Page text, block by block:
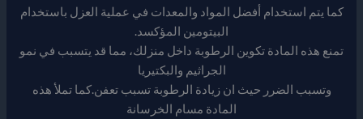
كما يتم استخدام أفضل المواد والمعدات في عملية العزل باستخدام
البيتومين المؤكسد.
تمنع هذه المادة تكوين الرطوبة داخل منزلك، مما قد يتسبب في نمو
الجراثيم والبكتيريا
وتسبب الضرر حيث ان زيادة الرطوبة تسبب تعفن.كما تملأ هذه
المادة مسام الخرسانة